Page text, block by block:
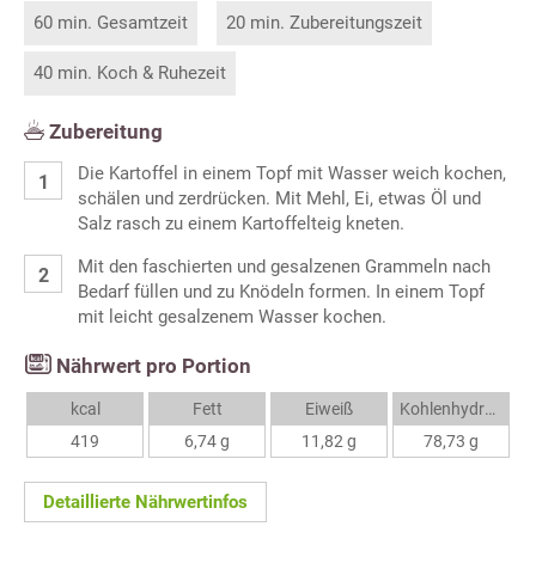
60 min. Gesamtzeit 20 min. Zubereitungszeit
40 min. Koch & Ruhezeit
Zubereitung
Die Kartoffel in einem Topf mit Wasser weich kochen,
schälen und zerdrücken. Mit Mehl, Ei, etwas Öl und
Salz rasch zu einem Kartoffelteig kneten.
Mit den faschierten und gesalzenen Grammeln nach
Bedarf füllen und zu Knödeln formen. In einem Topf
mit leicht gesalzenem Wasser kochen.
Nährwert pro Portion
kcal
419
Fett
6,74 g
Eiweiß
11,82 g
Kohlenhydrate
78,73 g
Detaillierte Nährwertinfos